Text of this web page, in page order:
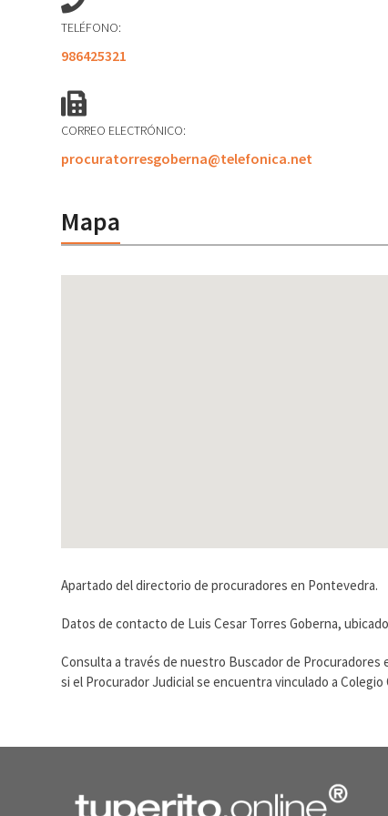
TELÉFONO:
986425321
CORREO ELECTRÓNICO:
procuratorresgoberna@telefonica.net
Mapa
Apartado del directorio de procuradores en Pontevedra.
Datos de contacto de Luis Cesar Torres Goberna,
Consulta a través de nuestro Buscador de
si el Procurador Judicial se encuentra vinculado a